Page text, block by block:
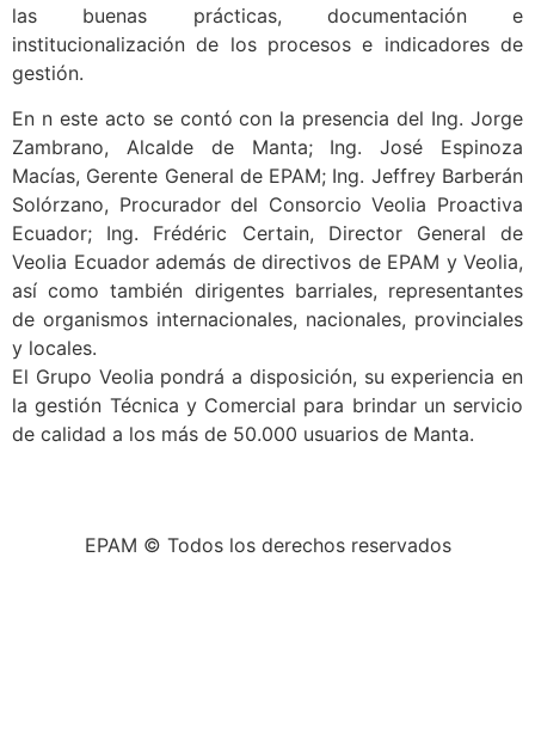
las buenas prácticas, documentación e
institucionalización de los procesos e indicadores de
gestión.
En n este acto se contó con la presencia del Ing. Jorge
Zambrano, Alcalde de Manta; Ing. José Espinoza
Macías, Gerente General de EPAM; Ing. Jeffrey Barberán
Solórzano, Procurador del Consorcio Veolia Proactiva
Ecuador; Ing. Frédéric Certain, Director General de
Veolia Ecuador además de directivos de EPAM y Veolia,
así como también dirigentes barriales, representantes
de organismos internacionales, nacionales, provinciales
y locales.
El Grupo Veolia pondrá a disposición, su experiencia en
la gestión Técnica y Comercial para brindar un servicio
de calidad a los más de 50.000 usuarios de Manta.
EPAM © Todos los derechos reservados